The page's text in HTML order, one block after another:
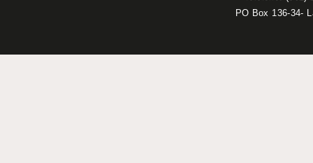
PO Box 136-34-